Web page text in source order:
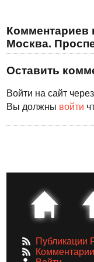
Комментариев
Москва.
Оставить
Войти на сайт
Вы должны войти
Публикации